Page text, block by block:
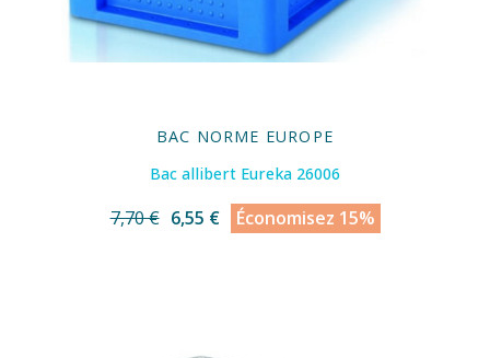
BAC NORME EUROPE
Bac allibert Eureka 26006
7,70 € 6,55 € Économisez 15%